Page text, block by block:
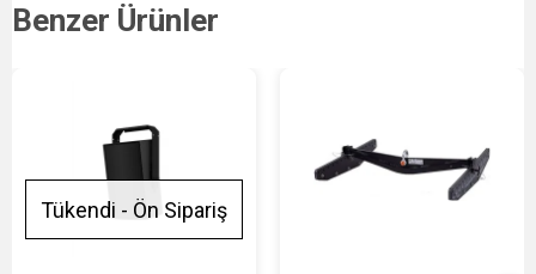
Benzer Ürünler
Tükendi - Ön Sipariş